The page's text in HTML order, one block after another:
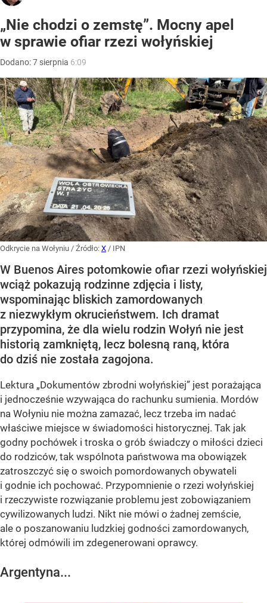
„Nie chodzi o zemstę”. Mocny apel
w sprawie ofiar rzezi wołyńskiej
Dodano:7 sierpnia 6:09
Odkrycie na Wołyniu / Źródło: X / IPN
W Buenos Aires potomkowie ofiar rzezi wołyńskiej
wciąż pokazują rodzinne zdjęcia i listy,
wspominając bliskich zamordowanych
z niezwykłym okrucieństwem. Ich dramat
przypomina, że dla wielu rodzin Wołyń nie jest
historią zamkniętą, lecz bolesną raną, która
do dziś nie została zagojona.
Lektura „Dokumentów zbrodni wołyńskiej” jest porażająca
i jednocześnie wzywająca do rachunku sumienia. Mordów
na Wołyniu nie można zamazać, lecz trzeba im nadać
właściwe miejsce w świadomości historycznej. Tak jak
godny pochówek i troska o grób świadczy o miłości dzieci
do rodziców, tak wspólnota państwowa ma obowiązek
zatroszczyć się o swoich pomordowanych obywateli
i godnie ich pochować. Przypomnienie o rzezi wołyńskiej
i rzeczywiste rozwiązanie problemu jest zobowiązaniem
cywilizowanych ludzi. Nikt nie mówi o żadnej zemście,
ale o poszanowaniu ludzkiej godności zamordowanych,
której odmówili im zdegenerowani oprawcy.
Argentyna...